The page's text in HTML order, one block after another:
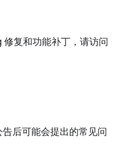
复和功能补丁，请访问
后可能会提出的常见问